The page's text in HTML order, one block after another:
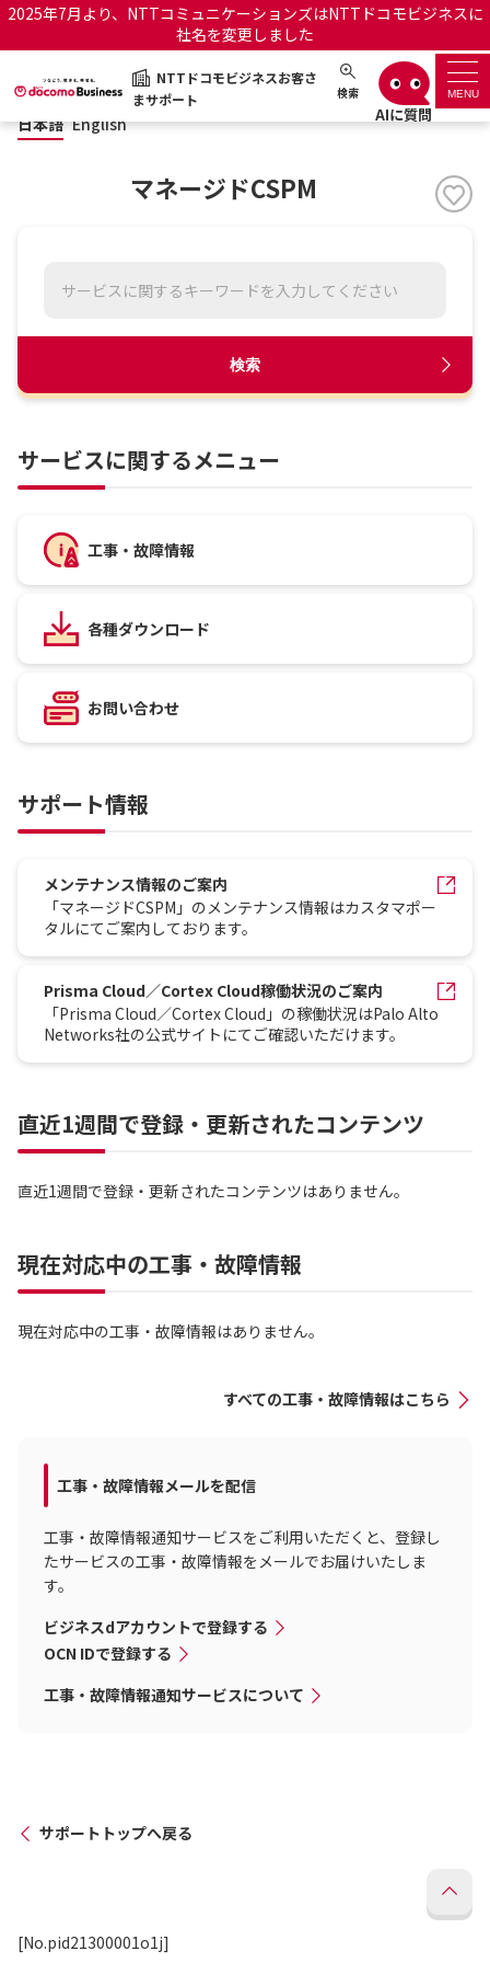
2025年7月より、NTTコミュニケーションズはNTTドコモビジネスに
社名を変更しました
NTTドコモビジネスお客さ
まサポート
検索 MENU
NTTドコモビジネスお客さまサポート 日本語 English
サポートトップ
サービス名から探す
OCNのお客さまはこちら
ビス
オフィシャルサイト
日本語 English
マネージドCSPM
検索
サービスに関するメニュー
工事・故障情報
各種ダウンロード
お問い合わせ
サポート情報
メンテナンス情報のご案内
「マネージドCSPM」のメンテナンス情報はカスタマポー
タルにてご案内しております。
Prisma Cloud／Cortex Cloud稼働状況のご案内
「Prisma Cloud／Cortex Cloud」の稼働状況はPalo Alto
Networks社の公式サイトにてご確認いただけます。
直近1週間で登録・更新されたコンテンツ
直近1週間で登録・更新されたコンテンツはありません。
現在対応中の工事・故障情報
現在対応中の工事・故障情報はありません。
すべての工事・故障情報はこちら
工事・故障情報メールを配信
工事・故障情報通知サービスをご利用いただくと、登録し
たサービスの工事・故障情報をメールでお届けいたしま
す。
ビジネスdアカウントで登録する
OCN IDで登録する
工事・故障情報通知サービスについて
サポートトップへ戻る
[No.pid21300001o1j]